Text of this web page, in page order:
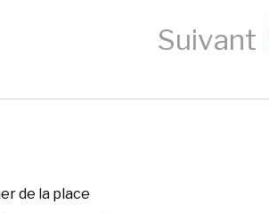
Suivant
de la place